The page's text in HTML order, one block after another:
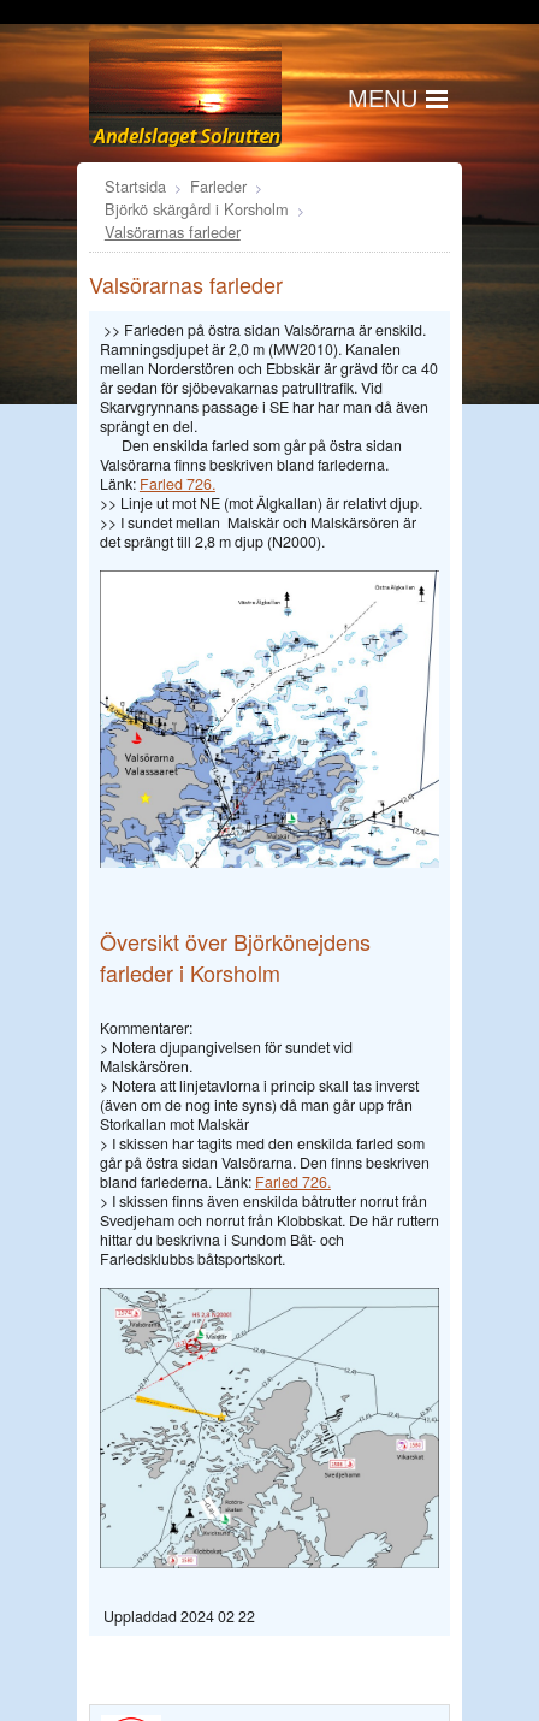
MENU
Startsida
Farleder
Björkö skärgård i Korsholm
Valsörarnas farleder
Valsörarnas farleder
>> Farleden på östra sidan Valsörarna är enskild.
Ramningsdjupet är 2,0 m (MW2010). Kanalen
mellan Norderstören och Ebbskär är grävd för ca 40
år sedan för sjöbevakarnas patrulltrafik. Vid
Skarvgrynnans passage i SE har har man då även
sprängt en del.
Den enskilda farled som går på östra sidan
Valsörarna finns beskriven bland farlederna.
Länk: Farled 726.
>> Linje ut mot NE (mot Älgkallan) är relativt djup.
>> I sundet mellan Malskär och Malskärsören är
det sprängt till 2,8 m djup (N2000).
Översikt över Björkönejdens
farleder i Korsholm
Kommentarer:
> Notera djupangivelsen för sundet vid
Malskärsören.
> Notera att linjetavlorna i princip skall tas inverst
(även om de nog inte syns) då man går upp från
Storkallan mot Malskär
> I skissen har tagits med den enskilda farled som
går på östra sidan Valsörarna. Den finns beskriven
bland farlederna. Länk: Farled 726.
> I skissen finns även enskilda båtrutter norrut från
Svedjeham och norrut från Klobbskat. De här ruttern
hittar du beskrivna i Sundom Båt- och
Farledsklubbs båtsportskort.
Uppladdad 2024 02 22